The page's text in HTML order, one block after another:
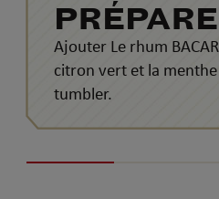
Ajouter Le rhum
citron vert et la
tumbler.